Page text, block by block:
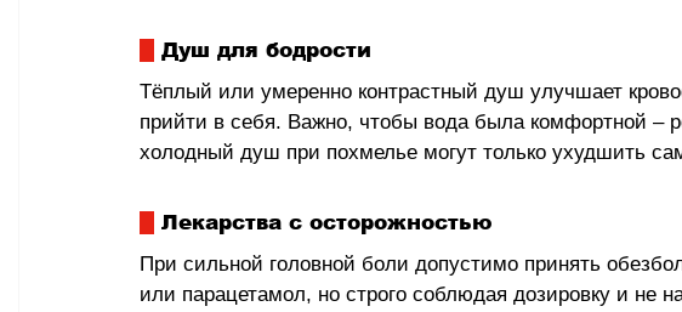
Душ для бодрости
Тёплый или умеренно контрастный душ улучшает
прийти в себя. Важно, чтобы вода была комфортной –
холодный душ при похмелье могут только ухудшить
Лекарства с осторожностью
При сильной головной боли допустимо принять
или парацетамол, но строго соблюдая дозировку и не